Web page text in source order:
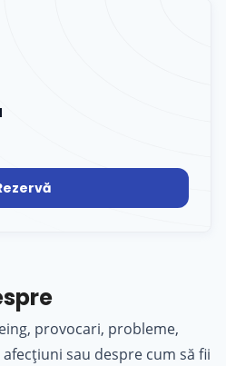
provocari, probleme,
sau despre cum să fii